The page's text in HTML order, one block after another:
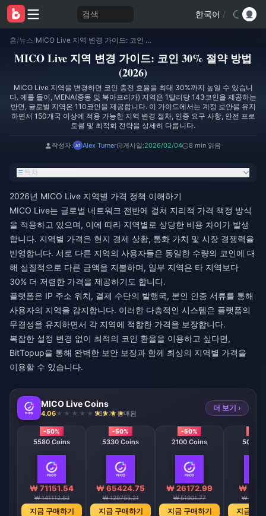
검색 한국어 /
홈/뉴스/ MICO Live 지역 변경 가이드: 코인 30% 절약 방법 (2026)
MICO Live 지역 변경 가이드: 코인 30% 절약 방법
(2026)
MICO Live 지역을 변경하면 코인 충전 효율을 최대 30%까지 높일 수 있습니
다. 예를 들어, MENA(중동 및 북아프리카) 지역은 1달러당 143코인을 제공하는
반면, 글로벌 지역은 110코인을 제공합니다. 이 가이드에서는 계정 보안을 유지
하면서 150개국 이상에 적용 가능한 지역 변경 절차, 인증 요구 사항, 안전 프로
토콜 및 최적화 전략을 상세히 다룹니다.
작성자: Alex Turner 게시일:2026/02/04 8 min 읽음
목차
2026년 MICO Live 지역별 가격 정책 이해하기
MICO Live는 글로벌 네트워크 전반에 걸쳐 지리적 가격 책정 방식
을 적용하고 있으며, 이에 따라 지역별로 상당한 비용 차이가 발생
합니다. 지역별 가격은 현지 경제 상황, 통화 가치 및 시장 경쟁력을
반영합니다. 서로 다른 지역의 사용자들은 동일한 수량의 코인에 대
해 실질적으로 다른 금액을 지불하며, 일부 지역은 타 지역보다
30% 더 저렴한 가격을 제공하기도 합니다.
플랫폼은 IP 주소 위치, 결제 수단의 발행국, 본인 인증 서류를 통해
사용자의 지역을 감지합니다. 이러한 다층적인 시스템은 플랫폼의
무결성을 유지하면서 각 지역에 적합한 가격을 보장합니다.
복잡한 설정 변경 없이 최적의 코인 환율을 이용하고 싶다면,
BitTopup을 통해 완벽한 보안 보장과 함께 최상의 지역별 가격을
이용할 수 있습니다.
MICO Live Coins
4.06 535 개 판매됨
더 보기 ›
-50%
5580 Coins
₩ 71151.54
₩ 141112.83
지금 구매하기
-50%
5330 Coins
₩ 65424.75
₩ 129755.21
지금 구매하기
-50%
2100 Coins
₩ 26172.99
₩ 51901.77
지금 구매하기
508
₩
₩
지금 구